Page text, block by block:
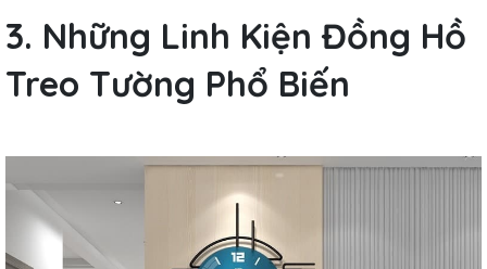
3. Những Linh Kiện Đồng Hồ
Treo Tường Phổ Biến